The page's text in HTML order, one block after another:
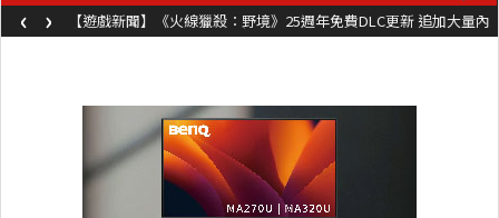
【遊戲新聞】《火線獵殺：野境》25週年免費DLC更新 追加大量內
容同時系舊作限時超平價折扣
‹ ›